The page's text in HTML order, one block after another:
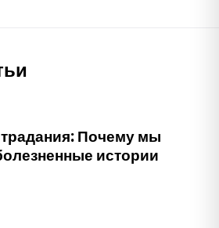
Почему мы
истории